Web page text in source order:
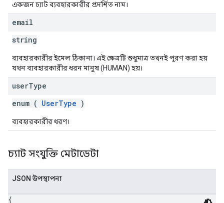
একজন চ্যাট ব্যবহারকারীর প্রদর্শিত নাম।
email
string
ব্যবহারকারীর ইমেল ঠিকানা। এই ক্ষেত্রটি শুধুমাত্র তখনই পূরণ করা হয়
যখন ব্যবহারকারীর ধরন মানুষ (HUMAN) হয়।
userType
enum ( UserType )
ব্যবহারকারীর ধরণ।
চ্যাট সংযুক্তি মেটাডেটা
JSON উপস্থাপনা
{